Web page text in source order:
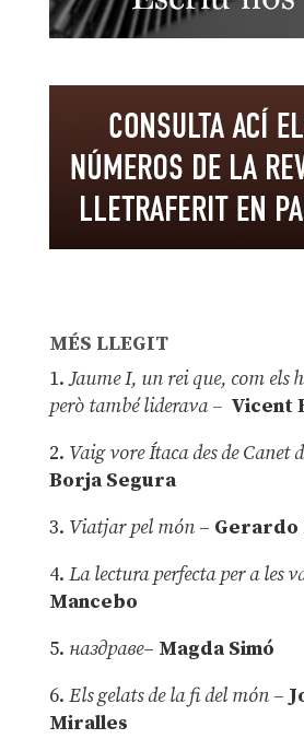
MÉS LLEGIT
1.Jaume I, un rei que, com els
però també liderava – Vicent
2. Vaig vore Ítaca des de Canet
Borja Segura
3. Viatjar pel món – Gerardo
4. La lectura perfecta per a les
Mancebo
5. наздраве– Magda Simó
6. Els gelats de la fi del món –
Miralles